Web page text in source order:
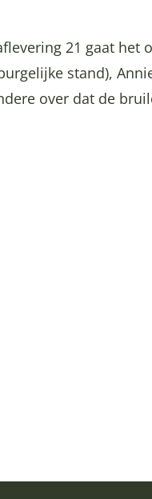
21 gaat het
stand),
over dat de